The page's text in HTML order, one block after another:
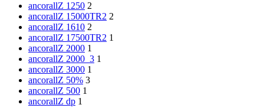
ancorallZ 1250 2
ancorallZ 15000TR2 2
ancorallZ 1610 2
ancorallZ 17500TR2 1
ancorallZ 2000 1
ancorallZ 2000_3 1
ancorallZ 3000 1
ancorallZ 50% 3
ancorallZ 500 1
ancorallZ dp 1